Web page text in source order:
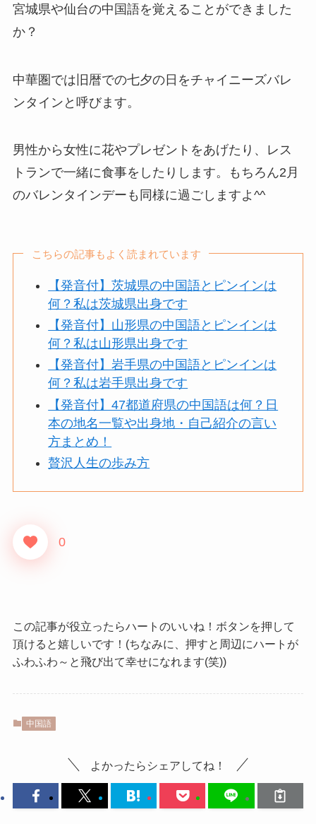
宮城県や仙台の中国語を覚えることができました
か？
中華圏では旧暦での七夕の日をチャイニーズバレ
ンタインと呼びます。
男性から女性に花やプレゼントをあげたり、レス
トランで一緒に食事をしたりします。もちろん2月
のバレンタインデーも同様に過ごしますよ^^
こちらの記事もよく読まれています
【発音付】茨城県の中国語とピンインは
何？私は茨城県出身です
【発音付】山形県の中国語とピンインは
何？私は山形県出身です
【発音付】岩手県の中国語とピンインは
何？私は岩手県出身です
【発音付】47都道府県の中国語は何？日
本の地名一覧や出身地・自己紹介の言い
方まとめ！
贅沢人生の歩み方
0
この記事が役立ったらハートのいいね！ボタンを押して
頂けると嬉しいです！(ちなみに、押すと周辺にハートが
ふわふわ～と飛び出て幸せになれます(笑))
中国語
よかったらシェアしてね！